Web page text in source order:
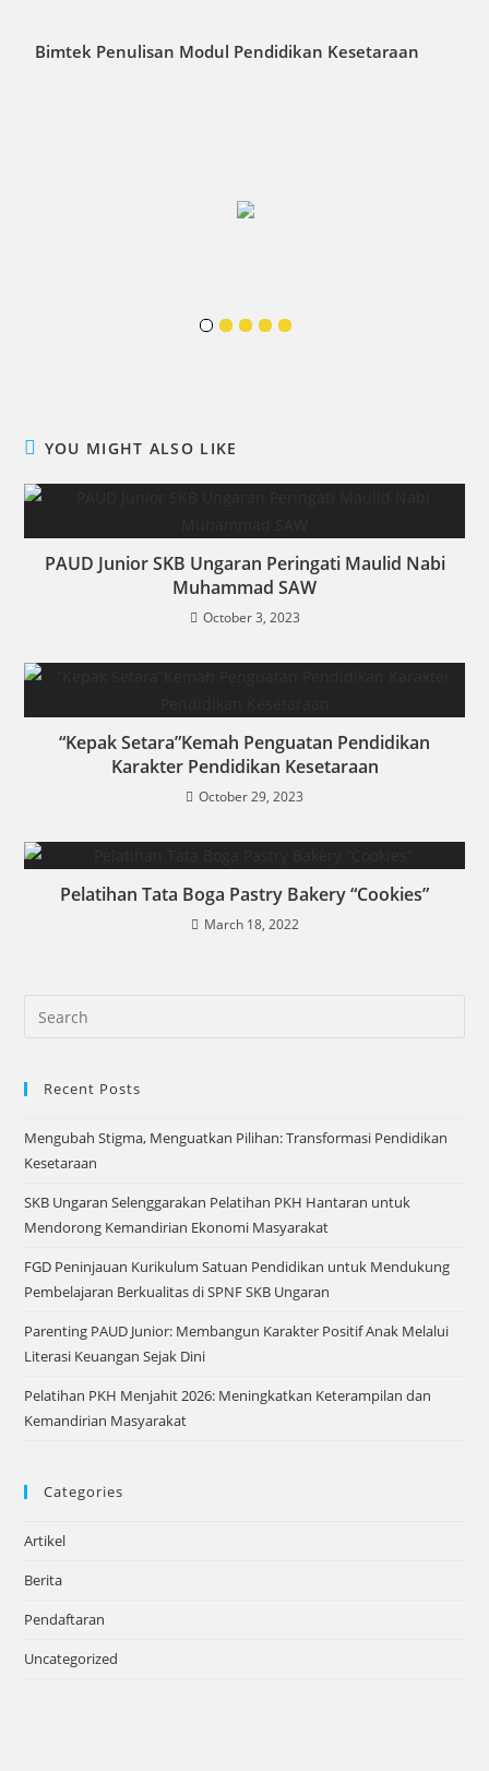
Bimtek Penulisan Modul Pendidikan Kesetaraan
YOU MIGHT ALSO LIKE
PAUD Junior SKB Ungaran Peringati Maulid Nabi
Muhammad SAW
October 3, 2023
“Kepak Setara”Kemah Penguatan Pendidikan
Karakter Pendidikan Kesetaraan
October 29, 2023
Pelatihan Tata Boga Pastry Bakery “Cookies”
March 18, 2022
Recent Posts
Mengubah Stigma, Menguatkan Pilihan: Transformasi Pendidikan
Kesetaraan
SKB Ungaran Selenggarakan Pelatihan PKH Hantaran untuk
Mendorong Kemandirian Ekonomi Masyarakat
FGD Peninjauan Kurikulum Satuan Pendidikan untuk Mendukung
Pembelajaran Berkualitas di SPNF SKB Ungaran
Parenting PAUD Junior: Membangun Karakter Positif Anak Melalui
Literasi Keuangan Sejak Dini
Pelatihan PKH Menjahit 2026: Meningkatkan Keterampilan dan
Kemandirian Masyarakat
Categories
Artikel
Berita
Pendaftaran
Uncategorized